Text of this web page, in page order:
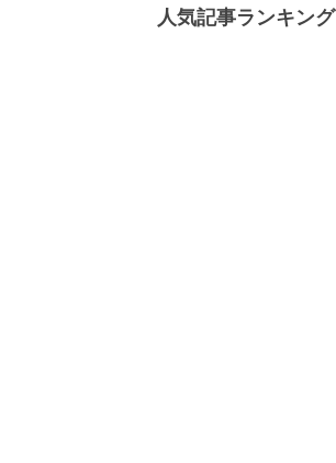
人気記事ランキング